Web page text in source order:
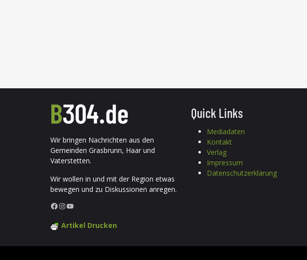
Wir bringen Nachrichten aus den
Gemeinden Grasbrunn, Haar und
Vaterstetten.
Wir wollen in und mit der Region etwas
bewegen und zu Diskussionen anregen.
Facebook InstagramYouTube
Quick Links
Mediadaten
Kontakt
Verlag
Impressum
Datenschutzerklärung
Artikel Drucken